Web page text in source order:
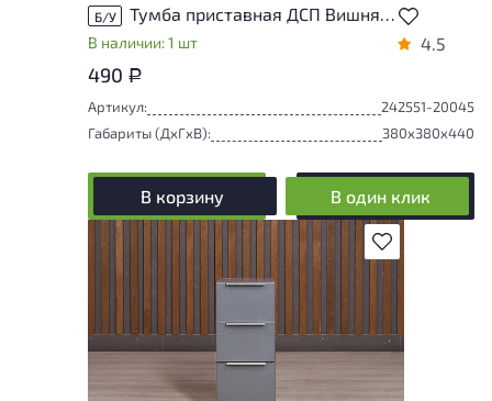
Б/У Тумба приставная ДСП Вишня Россия
В наличии: 1 шт 4.5
490 Р
Артикул:
242551-20045
Габариты (ДxГxВ):
380x380x440
В корзину В один клик
В избранное
Степень износа находится на стадии
проверки. Вы можете уточнить
дополнительную информацию у
сотрудников магазина